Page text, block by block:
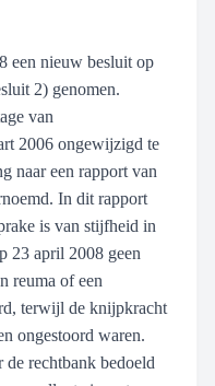
een nieuw besluit op
2) genomen.
van
2006 ongewijzigd te
naar een rapport van
In dit rapport
is van stijfheid in
23 april 2008 geen
reuma of een
terwijl de knijpkracht
ongestoord waren.
de rechtbank bedoeld